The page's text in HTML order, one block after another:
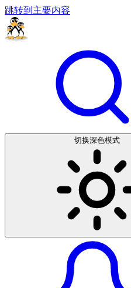
跳转到主要内容
切换深色模式